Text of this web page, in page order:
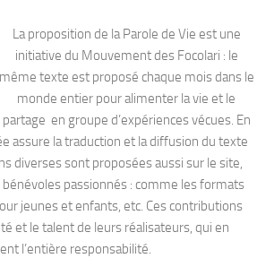
La proposition de la Parole de Vie est une
initiative du Mouvement des Focolari : le
même texte est proposé chaque mois dans le
monde entier pour alimenter la vie et le
partage en groupe d’expériences vécues. En
assure la traduction et la diffusion du texte
diverses sont proposées aussi sur le site,
bénévoles passionnés : comme les formats
jeunes et enfants, etc. Ces contributions
et le talent de leurs réalisateurs, qui en
l’entière responsabilité.